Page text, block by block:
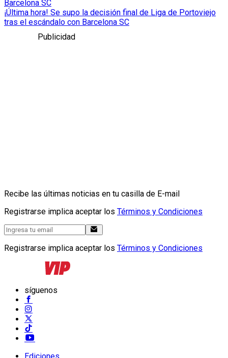
Barcelona SC
¡Última hora! Se supo la decisión final de Liga de Portoviejo
tras el escándalo con Barcelona SC
Publicidad
Recibe las últimas noticias en tu casilla de E-mail
Registrarse implica aceptar los Términos y Condiciones
Registrarse implica aceptar los Términos y Condiciones
síguenos